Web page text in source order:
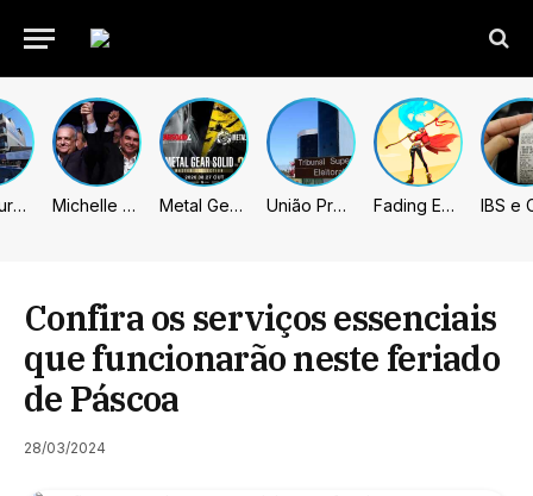
Prefeitura de Sumaré inaugura nova subsede da GCM na Área Cura Michelle celebra vice de Flávio: “Que chapa possa ser vitoriosa” Metal Gear Solid: Master Collection 2 terá legendas e menus em portugues União Progressista e PL terão mais tempo de propaganda eleitoral Fading Echo – Review
Confira os serviços essenciais
que funcionarão neste feriado
de Páscoa
28/03/2024